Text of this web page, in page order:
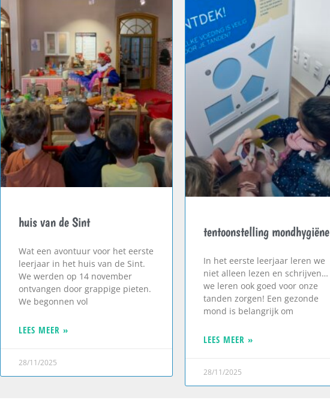
huis van de Sint
Wat een avontuur voor het eerste
leerjaar in het huis van de Sint.
We werden op 14 november
ontvangen door grappige pieten.
We begonnen vol
LEES MEER »
28/11/2025
tentoonstelling mondhygiëne
In het eerste leerjaar leren we
niet alleen lezen en schrijven…
we leren ook goed voor onze
tanden zorgen! Een gezonde
mond is belangrijk om
LEES MEER »
28/11/2025